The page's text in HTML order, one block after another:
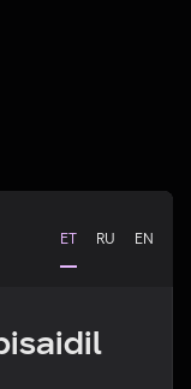
ET RU EN